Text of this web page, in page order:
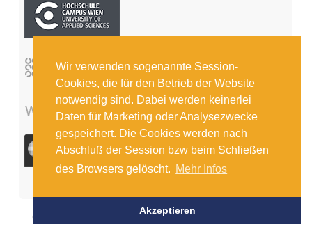
Wir verwenden sogenannte Session-
Cookies, die für den Betrieb der Website
notwendig sind. Dabei werden keinerlei
Daten für Marketing oder Analysezwecke
gespeichert. Die Cookies werden nach
Abschluß der Session bzw beim Schließen
des Browsers gelöscht. Mehr Infos
Akzeptieren
© COPYRIGHT 2026 INSTITUT FÜR INTERNE REVISION